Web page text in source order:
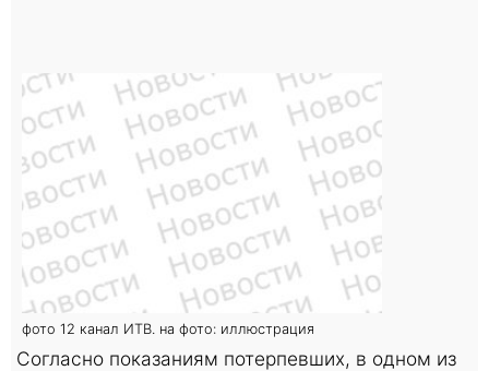
фото 12 канал ИТВ. на фото: иллюстрация
Согласно показаниям потерпевших, в одном из